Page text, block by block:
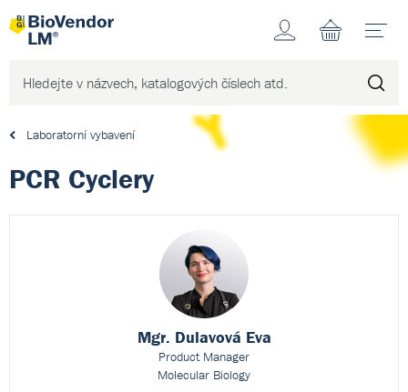
Účet
Laboratorní vybavení
PCR Cyclery
Mgr. Dulavová Eva
Product Manager
Molecular Biology